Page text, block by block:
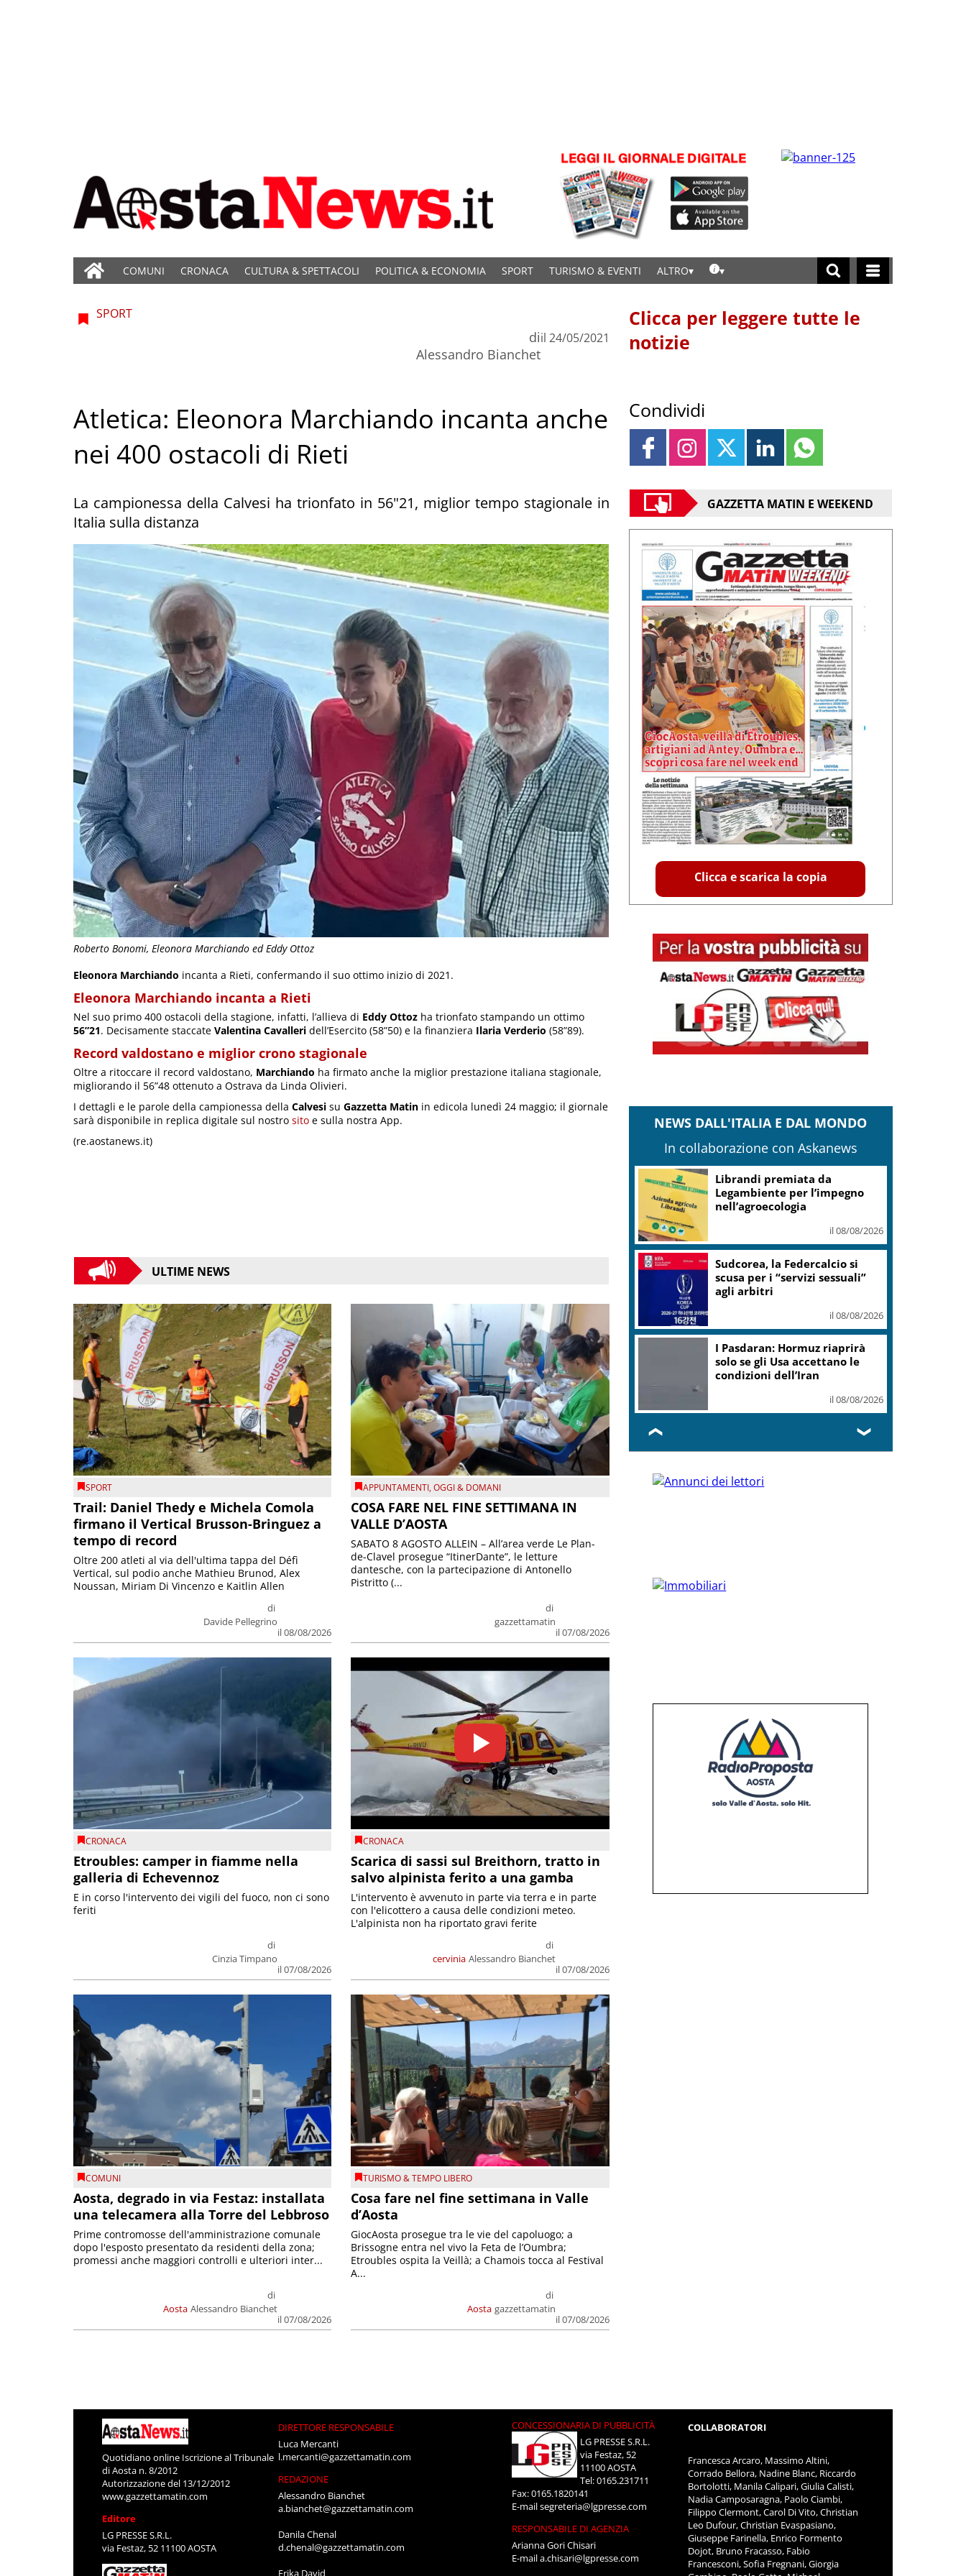
COMUNI CRONACA CULTURA & SPETTACOLI POLITICA & ECONOMIA SPORT TURISMO & EVENTI ALTRO
Roberto Bonomi, Eleonora Marchiando ed Eddy Ottoz
SPORT
di
Alessandro Bianchet
il 24/05/2021
Atletica: Eleonora Marchiando incanta anche
nei 400 ostacoli di Rieti
La campionessa della Calvesi ha trionfato in 56"21, miglior tempo stagionale in
Italia sulla distanza
Eleonora Marchiando incanta a Rieti, confermando il suo ottimo inizio di 2021.
Eleonora Marchiando incanta a Rieti
Nel suo primo 400 ostacoli della stagione, infatti, l’allieva di Eddy Ottoz ha trionfato stampando un ottimo
56”21. Decisamente staccate Valentina Cavalleri dell’Esercito (58”50) e la finanziera Ilaria Verderio (58”89).
Record valdostano e miglior crono stagionale
Oltre a ritoccare il record valdostano, Marchiando ha firmato anche la miglior prestazione italiana stagionale,
migliorando il 56”48 ottenuto a Ostrava da Linda Olivieri.
I dettagli e le parole della campionessa della Calvesi su Gazzetta Matin in edicola lunedì 24 maggio; il giornale
sarà disponibile in replica digitale sul nostro sito e sulla nostra App.
(re.aostanews.it)
ULTIME NEWS
SPORT
Trail: Daniel Thedy e Michela Comola
firmano il Vertical Brusson-Bringuez a
tempo di record
di
Davide Pellegrino
il 08/08/2026
Oltre 200 atleti al via dell'ultima tappa del Défì
Vertical, sul podio anche Mathieu Brunod, Alex
Noussan, Miriam Di Vincenzo e Kaitlin Allen
APPUNTAMENTI,OGGI & DOMANI
COSA FARE NEL FINE SETTIMANA IN
VALLE D’AOSTA
di
gazzettamatin
il 07/08/2026
SABATO 8 AGOSTO ALLEIN – All’area verde Le Plan-
de-Clavel prosegue “ItinerDante”, le letture
dantesche, con la partecipazione di Antonello
Pistritto (...
CRONACA
Etroubles: camper in fiamme nella
galleria di Echevennoz
di
Cinzia Timpano
il 07/08/2026
E in corso l'intervento dei vigili del fuoco, non ci sono
feriti
CRONACA
Scarica di sassi sul Breithorn, tratto in
salvo alpinista ferito a una gamba
cervinia
di
Alessandro Bianchet
il 07/08/2026
L'intervento è avvenuto in parte via terra e in parte
con l'elicottero a causa delle condizioni meteo.
L'alpinista non ha riportato gravi ferite
COMUNI
Aosta, degrado in via Festaz: installata
una telecamera alla Torre del Lebbroso
Aosta
di
Alessandro Bianchet
il 07/08/2026
Prime contromosse dell'amministrazione comunale
dopo l'esposto presentato da residenti della zona;
promessi anche maggiori controlli e ulteriori inter...
TURISMO & TEMPO LIBERO
Cosa fare nel fine settimana in Valle
d’Aosta
Aosta
di
gazzettamatin
il 07/08/2026
GiocAosta prosegue tra le vie del capoluogo; a
Brissogne entra nel vivo la Feta de l’Oumbra;
Etroubles ospita la Veillà; a Chamois tocca al Festival
A...
Clicca per leggere tutte le
notizie
Condividi
GAZZETTA MATIN E WEEKEND
Clicca e scarica la copia
NEWS DALL'ITALIA E DAL MONDO
In collaborazione con Askanews
Librandi premiata da
Legambiente per l’impegno
nell’agroecologia
il 08/08/2026
Sudcorea, la Federcalcio si
scusa per i “servizi sessuali”
agli arbitri
il 08/08/2026
I Pasdaran: Hormuz riaprirà
solo se gli Usa accettano le
condizioni dell’Iran
il 08/08/2026
❮ ❯
Quotidiano online Iscrizione al Tribunale
di Aosta n. 8/2012
Autorizzazione del 13/12/2012
www.gazzettamatin.com
Editore
LG PRESSE S.R.L.
via Festaz, 52 11100 AOSTA
DIRETTORE RESPONSABILE
Luca Mercanti
l.mercanti@gazzettamatin.com
REDAZIONE
Alessandro Bianchet
a.bianchet@gazzettamatin.com
Danila Chenal
d.chenal@gazzettamatin.com
Erika David
CONCESSIONARIA DI PUBBLICITÀ
LG PRESSE S.R.L.
via Festaz, 52
11100 AOSTA
Tel: 0165.231711
Fax: 0165.1820141
E-mailsegreteria@lgpresse.com
RESPONSABILE DI AGENZIA
Arianna Gori Chisari
E-maila.chisari@lgpresse.com
COLLABORATORI
Francesca Arcaro, Massimo Altini,
Corrado Bellora, Nadine Blanc, Riccardo
Bortolotti, Manila Calipari, Giulia Calisti,
Nadia Camposaragna, Paolo Ciambi,
Filippo Clermont, Carol Di Vito, Christian
Leo Dufour, Christian Evaspasiano,
Giuseppe Farinella, Enrico Formento
Dojot, Bruno Fracasso, Fabio
Francesconi, Sofia Fregnani, Giorgia